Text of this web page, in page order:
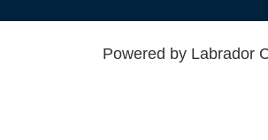
Powered by Labrador